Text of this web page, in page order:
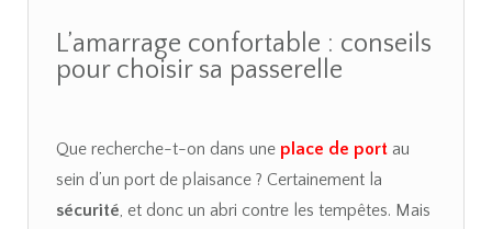
L’amarrage confortable : conseils
pour choisir sa passerelle
Que recherche-t-on dans une place de port au
sein d’un port de plaisance ? Certainement la
sécurité , et donc un abri contre les tempêtes. Mais